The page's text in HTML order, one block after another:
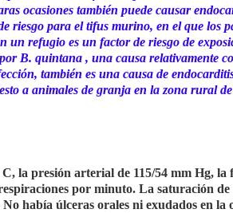
ocasiones también puede causar
riesgo para el tifus murino, en el que los
un refugio es un factor de riesgo de
B. quintana , una causa relativamente
también es una causa de
a animales de granja en la zona rural
la presión arterial de 115/54 mm Hg,
por minuto. La saturación
había úlceras orales ni exudados en